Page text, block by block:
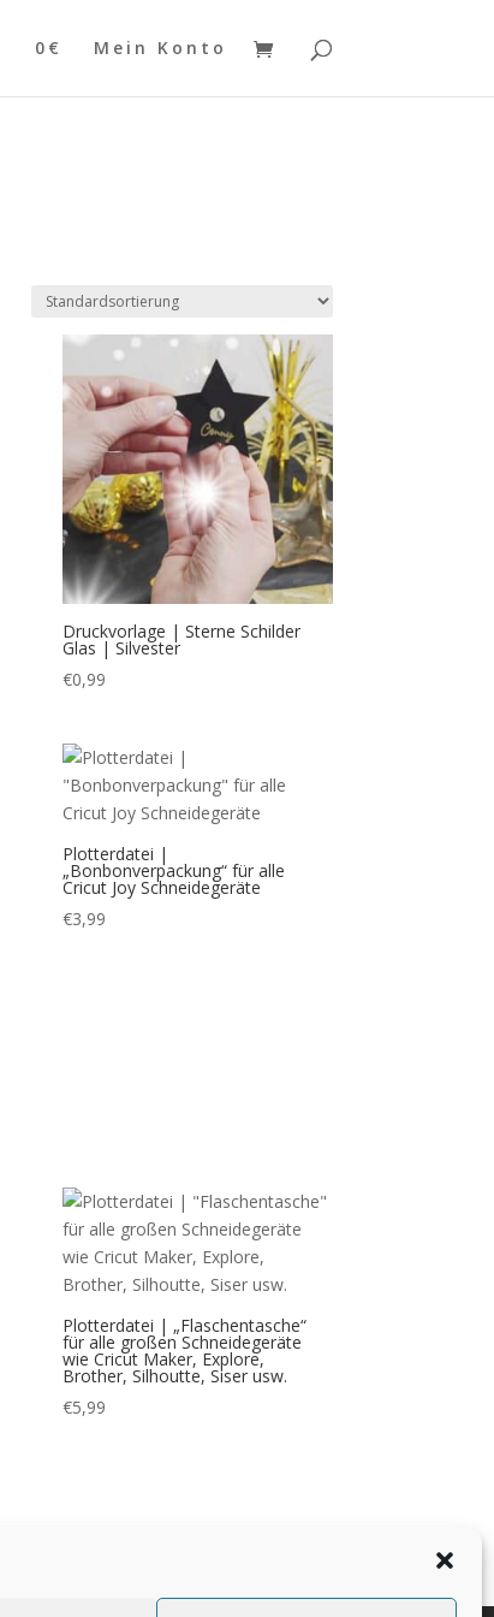
0€ Mein Konto
Druckvorlage | Sterne Schilder
Glas | Silvester
€0,99
Plotterdatei |
„Bonbonverpackung“ für alle
Cricut Joy Schneidegeräte
€3,99
Plotterdatei | „Flaschentasche“
für alle großen Schneidegeräte
wie Cricut Maker, Explore,
Brother, Silhoutte, Siser usw.
€5,99